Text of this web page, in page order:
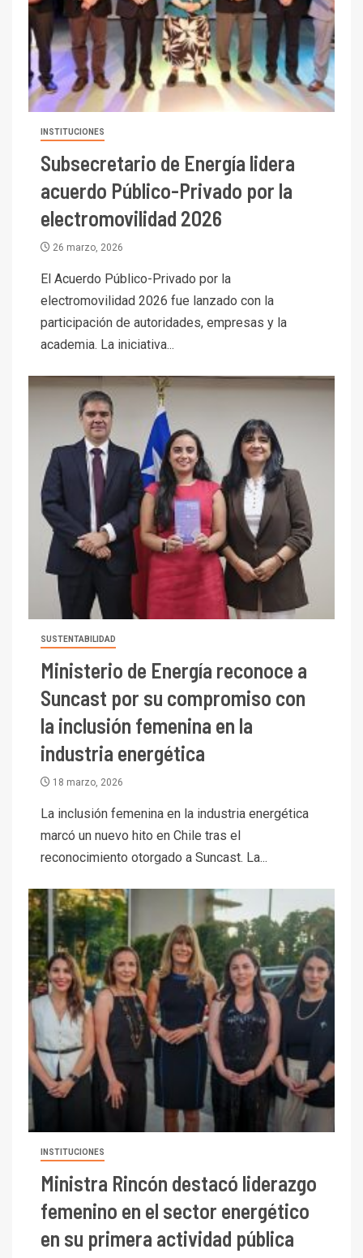
INSTITUCIONES
Subsecretario de Energía lidera
acuerdo Público-Privado por la
electromovilidad 2026
26 marzo, 2026
El Acuerdo Público-Privado por la
electromovilidad 2026 fue lanzado con la
participación de autoridades, empresas y la
academia. La iniciativa...
SUSTENTABILIDAD
Ministerio de Energía reconoce a
Suncast por su compromiso con
la inclusión femenina en la
industria energética
18 marzo, 2026
La inclusión femenina en la industria energética
marcó un nuevo hito en Chile tras el
reconocimiento otorgado a Suncast. La...
INSTITUCIONES
Ministra Rincón destacó liderazgo
femenino en el sector energético
en su primera actividad pública